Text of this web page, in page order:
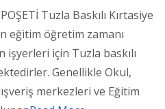
Tuzla Baskılı Kırtasiye
eğitim öğretim zamanı
için Tuzla baskılı
Genellikle Okul,
merkezleri ve Eğitim